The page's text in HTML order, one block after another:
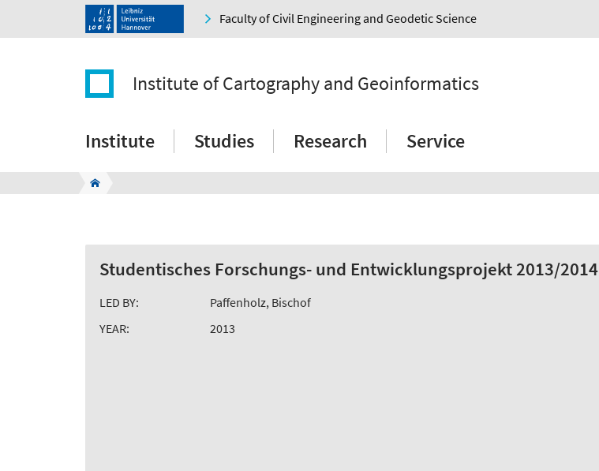
Faculty of Civil Engineering and Geodetic Science
Institute of Cartography and Geoinformatics
Institute Studies Research Service
Studentisches Forschungs- und Entwicklungsprojekt 2013/2014
LED BY:
Paffenholz, Bischof
YEAR:
2013